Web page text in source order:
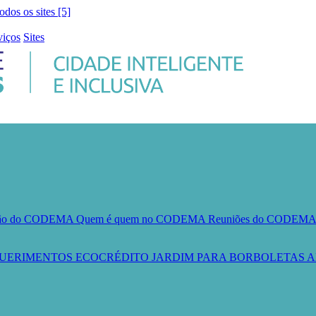
os sites [5]
Sites
do CODEMA Quem é quem no CODEMA Reuniões do
ECOCRÉDITO JARDIM PARA BORBOLETAS